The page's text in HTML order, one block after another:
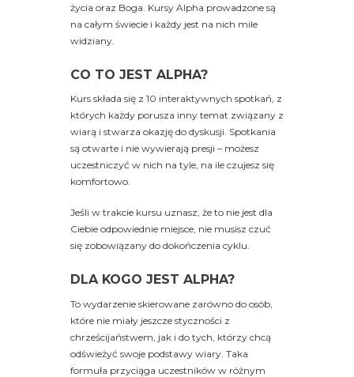
życia oraz Boga. Kursy Alpha prowadzone są
na całym świecie i każdy jest na nich mile
widziany.
CO TO JEST ALPHA?
Kurs składa się z 10 interaktywnych spotkań, z
których każdy porusza inny temat związany z
wiarą i stwarza okazję do dyskusji. Spotkania
są otwarte i nie wywierają presji – możesz
uczestniczyć w nich na tyle, na ile czujesz się
komfortowo.
Jeśli w trakcie kursu uznasz, że to nie jest dla
Ciebie odpowiednie miejsce, nie musisz czuć
się zobowiązany do dokończenia cyklu.
DLA KOGO JEST ALPHA?
To wydarzenie skierowane zarówno do osób,
które nie miały jeszcze styczności z
chrześcijaństwem, jak i do tych, którzy chcą
odświeżyć swoje podstawy wiary. Taka
formuła przyciąga uczestników w różnym